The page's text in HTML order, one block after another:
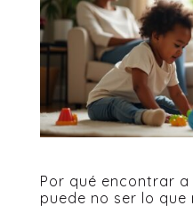
Por qué encontrar
puede no ser lo que